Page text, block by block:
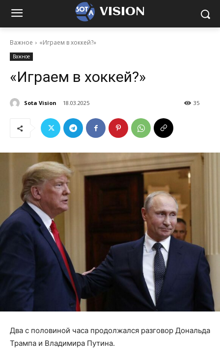
VISION
Важное «Играем в хоккей?»
Важное
«Играем в хоккей?»
Sota Vision 18.03.2025 35
Два с половиной часа продолжался разговор Дональда
Трампа и Владимира Путина.